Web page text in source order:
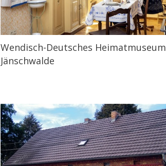
Wendisch-Deutsches Heimatmuseum
Jänschwalde